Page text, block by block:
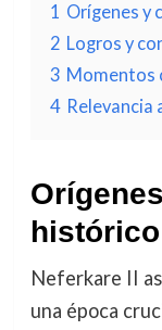
1 Orígenes y
2 Logros y
3 Momentos
4 Relevancia
histórico
Neferkare II
una época